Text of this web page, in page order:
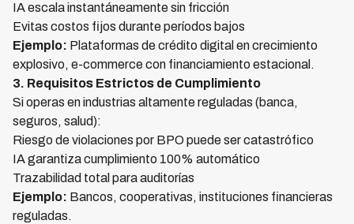
IA escala instantáneamente sin fricción
Evitas costos fijos durante períodos bajos
Ejemplo: Plataformas de crédito digital en crecimiento
explosivo, e-commerce con financiamiento estacional.
3. Requisitos Estrictos de Cumplimiento
Si operas en industrias altamente reguladas (banca,
seguros, salud):
Riesgo de violaciones por BPO puede ser catastrófico
IA garantiza cumplimiento 100% automático
Trazabilidad total para auditorías
Ejemplo: Bancos, cooperativas, instituciones financieras
reguladas.